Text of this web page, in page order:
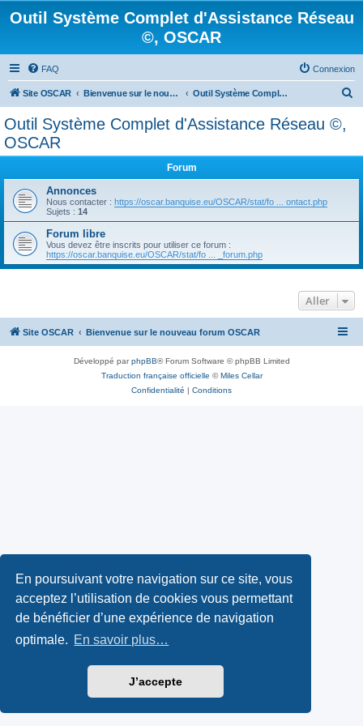
En poursuivant votre navigation sur ce site, vous
acceptez l’utilisation de cookies vous permettant
de bénéficier d’une expérience de navigation
optimale. En savoir plus…
J’accepte
Outil Système Complet d'Assistance Réseau
©, OSCAR
FAQ Connexion
Site OSCAR Bienvenue sur le nouveau forum OSCAR Outil Système Complet d'Assistance Réseau ©, OSCAR
r
Outil Système Complet d'Assistance Réseau ©,
OSCAR
Forum
Annonces
Nous contacter : https://oscar.banquise.eu/OSCAR/stat/fo ... ontact.php
Sujets : 14
Forum libre
Vous devez être inscrits pour utiliser ce forum :
https://oscar.banquise.eu/OSCAR/stat/fo ... _forum.php
Aller
Site OSCAR Bienvenue sur le nouveau forum OSCAR
Développé parphpBB® Forum Software © phpBB Limited
Traduction française officielle ©Miles Cellar
Confidentialité | Conditions